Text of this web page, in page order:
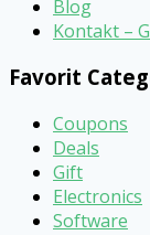
Blog
Kontakt –
Favorit
Coupons
Deals
Gift
Electronics
Software